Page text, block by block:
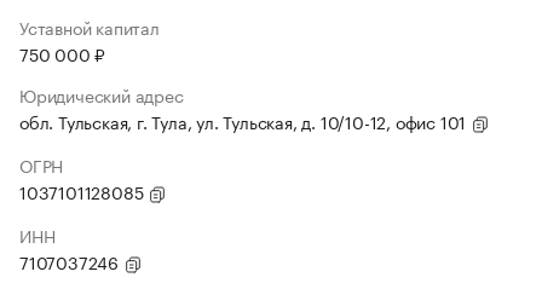
Уставной капитал
750 000 ₽
Юридический адрес
обл. Тульская, г. Тула, ул. Тульская, д. 10/10-12, офис 101
ОГРН
1037101128085
ИНН
7107037246